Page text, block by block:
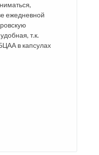
ежедневной
т.к.
в капсулах